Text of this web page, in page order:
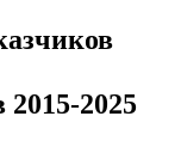
2015-2025